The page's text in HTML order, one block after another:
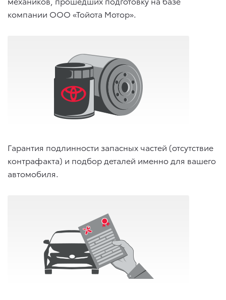
компании ООО «Тойота Мотор».
Гарантия подлинности запасных частей (отсутствие
контрафакта) и подбор деталей именно для вашего
автомобиля.